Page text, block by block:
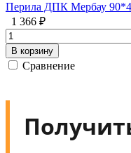
Перила ДПК Мербау
1 366 ₽
В корзину
Сравнение